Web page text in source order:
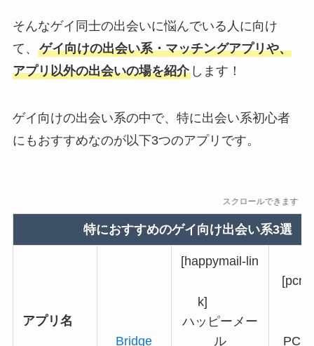
そんなゲイ同士の出会いに悩んでいる人に向け
て、 ゲイ向けの出会い系・マッチングアプリや、
アプリ以外の出会いの場を紹介します！
ゲイ向けの出会い系の中で、特に出会い系初心者
にもおすすめなのが以下3つのアプリです。
スクロールできます
特におすすめのゲイ向け出会い系3選
アプリ名
Bridge
[happymail-lin
k]
ハッピーメー
ル